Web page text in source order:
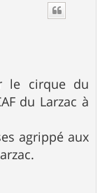
le cirque du
du Larzac à
agrippé aux